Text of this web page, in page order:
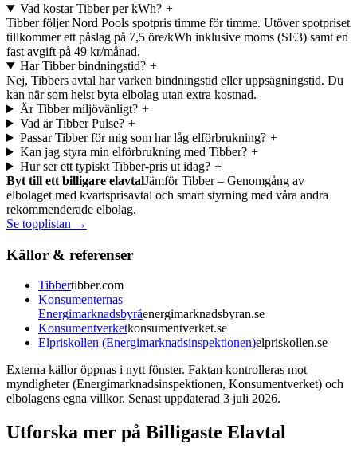
Vad kostar Tibber per kWh? +
Tibber följer Nord Pools spotpris timme för timme. Utöver spotpriset
tillkommer ett påslag på 7,5 öre/kWh inklusive moms (SE3) samt en
fast avgift på 49 kr/månad.
Har Tibber bindningstid? +
Nej, Tibbers avtal har varken bindningstid eller uppsägningstid. Du
kan när som helst byta elbolag utan extra kostnad.
Är Tibber miljövänligt? +
Vad är Tibber Pulse? +
Passar Tibber för mig som har låg elförbrukning? +
Kan jag styra min elförbrukning med Tibber? +
Hur ser ett typiskt Tibber-pris ut idag? +
Byt till ett billigare elavtalJämför Tibber – Genomgång av
elbolaget med kvartsprisavtal och smart styrning med våra andra
rekommenderade elbolag.
Se topplistan →
Källor & referenser
Tibbertibber.com
Konsumenternas
Energimarknadsbyråenergimarknadsbyran.se
Konsumentverketkonsumentverket.se
Elpriskollen (Energimarknadsinspektionen)elpriskollen.se
Externa källor öppnas i nytt fönster. Faktan kontrolleras mot
myndigheter (Energimarknadsinspektionen, Konsumentverket) och
elbolagens egna villkor. Senast uppdaterad 3 juli 2026.
Utforska mer på Billigaste Elavtal